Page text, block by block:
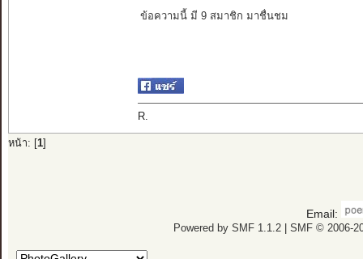
ข้อความนี้ มี 9 สมาชิก มาชื่นชม
R.
หน้า: [ 1]
Email:
Powered by SMF 1.1.2| SMF © 2006-